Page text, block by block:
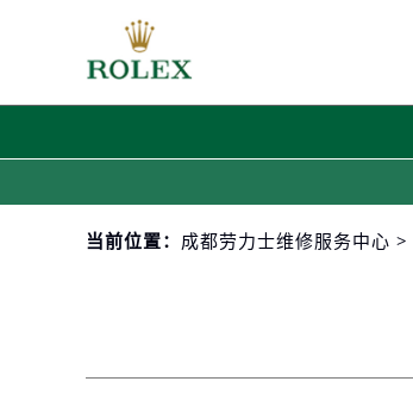
当前位置： 成都劳力士维修服务中心 >